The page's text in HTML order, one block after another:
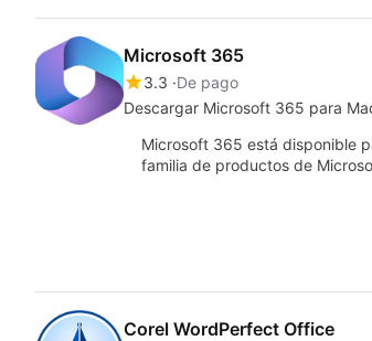
Microsoft 365
3.3 De pago
Descargar Microsoft 365 para
Microsoft 365 está disponible
familia de productos de
Corel WordPerfect Office